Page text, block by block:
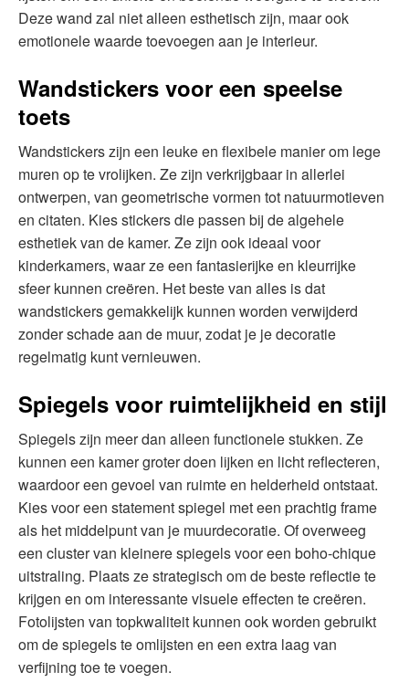
Deze wand zal niet alleen esthetisch zijn, maar ook
emotionele waarde toevoegen aan je interieur.
Wandstickers voor een speelse
toets
Wandstickers zijn een leuke en flexibele manier om lege
muren op te vrolijken. Ze zijn verkrijgbaar in allerlei
ontwerpen, van geometrische vormen tot natuurmotieven
en citaten. Kies stickers die passen bij de algehele
esthetiek van de kamer. Ze zijn ook ideaal voor
kinderkamers, waar ze een fantasierijke en kleurrijke
sfeer kunnen creëren. Het beste van alles is dat
wandstickers gemakkelijk kunnen worden verwijderd
zonder schade aan de muur, zodat je je decoratie
regelmatig kunt vernieuwen.
Spiegels voor ruimtelijkheid en stijl
Spiegels zijn meer dan alleen functionele stukken. Ze
kunnen een kamer groter doen lijken en licht reflecteren,
waardoor een gevoel van ruimte en helderheid ontstaat.
Kies voor een statement spiegel met een prachtig frame
als het middelpunt van je muurdecoratie. Of overweeg
een cluster van kleinere spiegels voor een boho-chique
uitstraling. Plaats ze strategisch om de beste reflectie te
krijgen en om interessante visuele effecten te creëren.
Fotolijsten van topkwaliteit kunnen ook worden gebruikt
om de spiegels te omlijsten en een extra laag van
verfijning toe te voegen.